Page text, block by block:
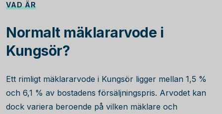
VAD ÄR
Normalt mäklararvode i
Kungsör?
Ett rimligt mäklararvode i Kungsör ligger mellan 1,5 %
och 6,1 % av bostadens försäljningspris. Arvodet kan
dock variera beroende på vilken mäklare och